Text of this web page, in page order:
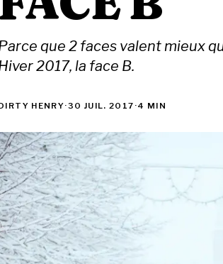
que 2 faces valent mieux
2017, la face B.
HENRY·30 JUIL. 2017 ·4 MIN